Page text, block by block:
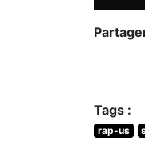
Tags :
rap-us